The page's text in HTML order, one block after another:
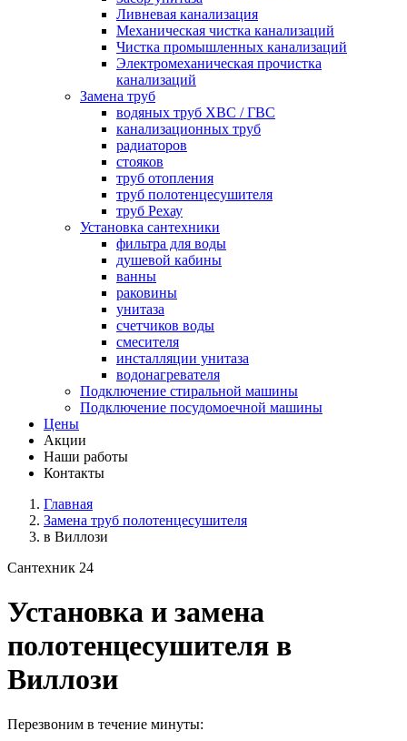
Ливневая канализация
Механическая чистка канализаций
Чистка промышленных канализаций
Электромеханическая прочистка
канализаций
Замена труб
водяных труб ХВС / ГВС
канализационных труб
радиаторов
стояков
труб отопления
труб полотенцесушителя
труб Рехау
Установка сантехники
фильтра для воды
душевой кабины
ванны
раковины
унитаза
счетчиков воды
смесителя
инсталляции унитаза
водонагревателя
Подключение стиральной машины
Подключение посудомоечной машины
Цены
Акции
Наши работы
Контакты
Главная
Замена труб полотенцесушителя
в Виллози
Сантехник 24
Установка и замена
полотенцесушителя в
Виллози
Перезвоним в течение минуты: